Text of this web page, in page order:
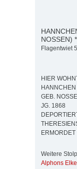
NOSSEN)
Flagentwiet
HIER
GEB.
JG. 1868
Weitere
Alphons